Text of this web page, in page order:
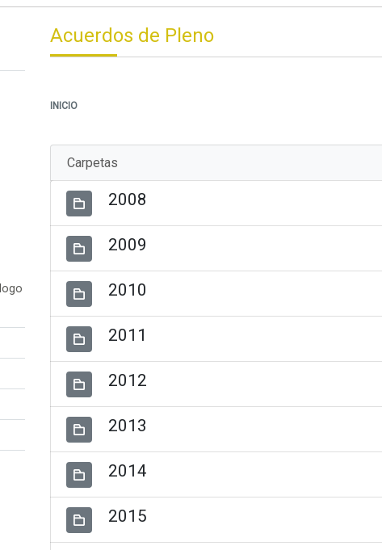
Acuerdos de Pleno
INICIO
Carpetas
2008
2009
2010
2011
2012
2013
2014
2015